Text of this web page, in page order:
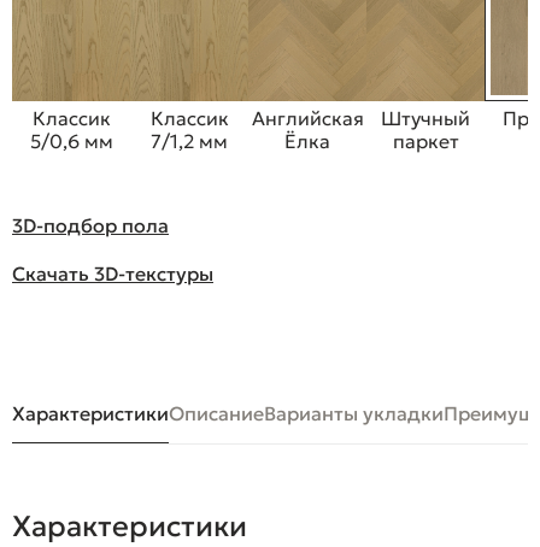
Классик
5/0,6 мм
Классик
7/1,2 мм
Английская
Ёлка
Штучный
паркет
3D-подбор пола
Скачать 3D-текстуры
ХарактеристикиОписаниеВарианты укладки
Характеристики